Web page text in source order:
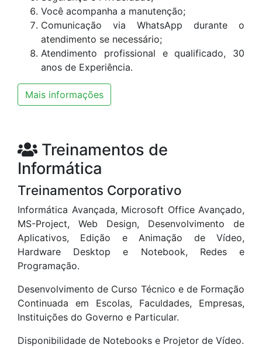
Você acompanha a manutenção;
Comunicação via WhatsApp durante o
atendimento se necessário;
Atendimento profissional e qualificado, 30
anos de Experiência.
Mais informações
Treinamentos de
Informática
Treinamentos Corporativo
Informática Avançada, Microsoft Office Avançado,
MS-Project, Web Design, Desenvolvimento de
Aplicativos, Edição e Animação de Vídeo,
Hardware Desktop e Notebook, Redes e
Programação.
Desenvolvimento de Curso Técnico e de Formação
Continuada em Escolas, Faculdades, Empresas,
Instituições do Governo e Particular.
Disponibilidade de Notebooks e Projetor de Vídeo.